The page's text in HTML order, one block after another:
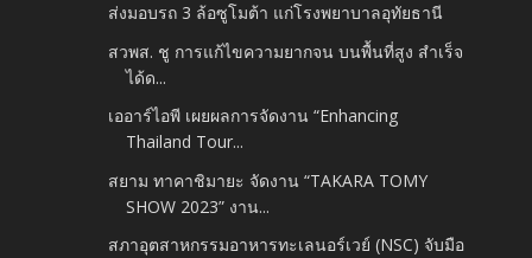
ส่งมอบรถ 3 ล้อซูโมต้า แก่โรงพยาบาลอุทัยธานี
สวพส. ชู การแก้ไขความยากจน บนพื้นที่สูง สำเร็จ
ได้ด...
เออาร์ไอพี เผยผลการจัดงาน “Enhancing
Thailand Tour...
สยาม ทาคาชิมายะ จัดงาน “TAKARA TOMY
SHOW 2023” งาน...
สภาอุตสาหกรรมอาหารทะเลนอร์เวย์ (NSC) จับมือ